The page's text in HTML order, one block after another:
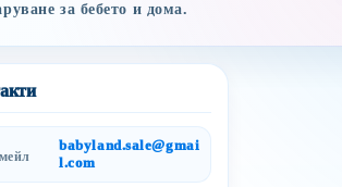
за бебето и дома.
babyland.sale@gmai
l.com